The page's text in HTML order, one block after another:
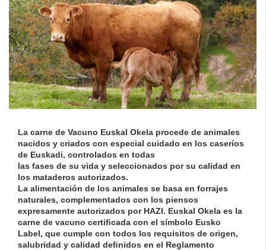
La carne de Vacuno Euskal Okela procede de animales
nacidos y criados con especial cuidado en los caseríos
de Euskadi, controlados en todas
las fases de su vida y seleccionados por su calidad en
los mataderos autorizados.
La alimentación de los animales se basa en forrajes
naturales, complementados con los piensos
expresamente autorizados por HAZI. Euskal Okela es la
carne de vacuno certiﬁcada con el símbolo Eusko
Label, que cumple con todos los requisitos de origen,
salubridad y calidad deﬁnidos en el Reglamento